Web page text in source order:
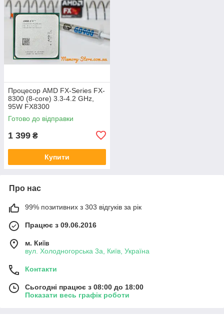
Процесор AMD FX-Series FX-
8300 (8-core) 3.3-4.2 GHz,
95W FX8300
Готово до відправки
1 399 ₴
Купити
Про нас
99% позитивних з 303 відгуків за рік
Працює з 09.06.2016
м. Київ
вул. Холодногорська 3а, Київ, Україна
Контакти
Сьогодні працює з 08:00 до 18:00
Показати весь графік роботи